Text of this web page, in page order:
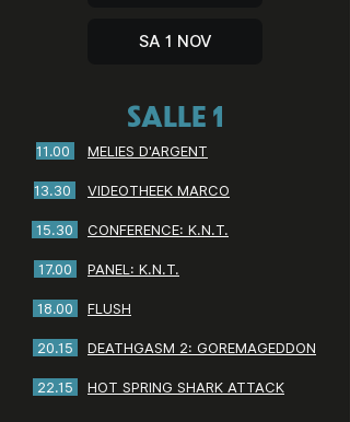
SA 1 NOV
SALLE 1
11.00
13.30
15.30
17.00
18.00
20.15
22.15
MELIES D'ARGENT
VIDEOTHEEK MARCO
CONFERENCE: K.N.T.
PANEL: K.N.T.
FLUSH
DEATHGASM 2: GOREMAGEDDON
HOT SPRING SHARK ATTACK